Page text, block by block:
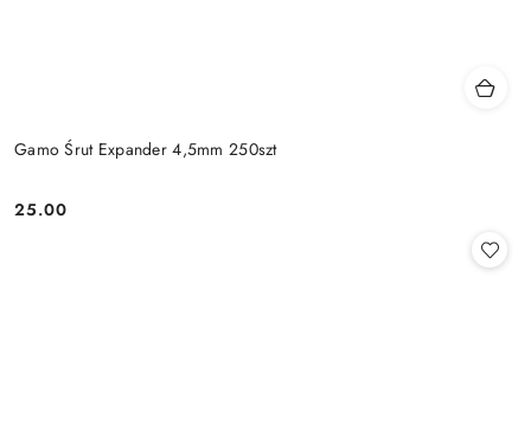
Gamo Śrut Expander 4,5mm 250szt
Cena:
25.00